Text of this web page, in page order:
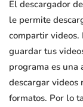
El descargador
le permite
compartir videos.
guardar tus
programa es
descargar videos
formatos. Por lo